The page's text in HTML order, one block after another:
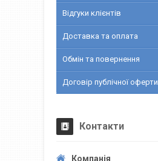
Відгуки клієнтів
Доставка та оплата
Обмін та повернення
Договір публічної оферти
Контакти